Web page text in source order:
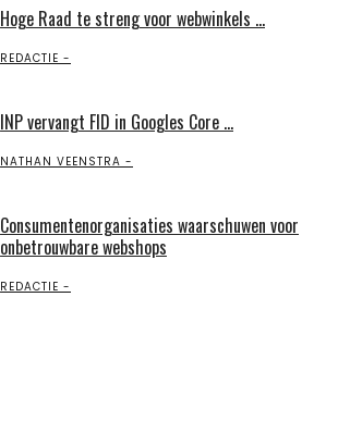
Hoge Raad te streng voor webwinkels ...
REDACTIE
INP vervangt FID in Googles Core ...
NATHAN VEENSTRA
Consumentenorganisaties waarschuwen voor
onbetrouwbare webshops
REDACTIE